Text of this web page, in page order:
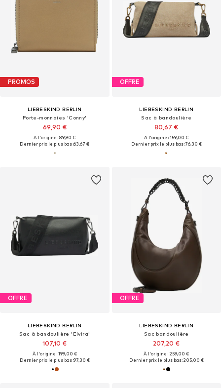
PROMOS
LIEBESKIND BERLIN
Porte-monnaies 'Conny'
69,90 €
À l'origine : 89,90 €
Dernier prix le plus bas :63,67 €
OFFRE
LIEBESKIND BERLIN
Sac à bandoulière
80,67 €
À l'origine : 159,00 €
Dernier prix le plus bas :76,30 €
OFFRE
LIEBESKIND BERLIN
Sac à bandoulière 'Elvira'
107,10 €
À l'origine : 199,00 €
Dernier prix le plus bas :97,30 €
OFFRE
LIEBESKIND BERLIN
Sac bandoulière
207,20 €
À l'origine : 259,00 €
Dernier prix le plus bas :205,00 €